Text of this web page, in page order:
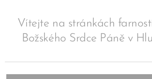
Vítejte na stránkách
Božského Srdce Páně v